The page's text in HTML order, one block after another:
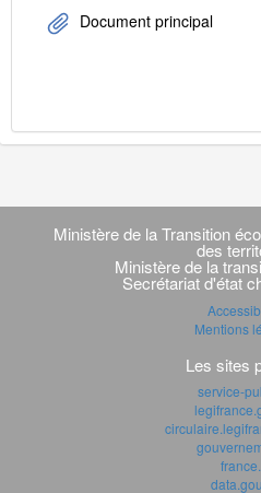
Document principal
Navigation
transverse
Ministère de la Transition
des
Ministère de la
Secrétariat d'état
Mentions
Les sites
service-